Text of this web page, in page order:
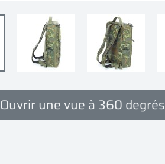
Ouvrir une vue à 360 degrés